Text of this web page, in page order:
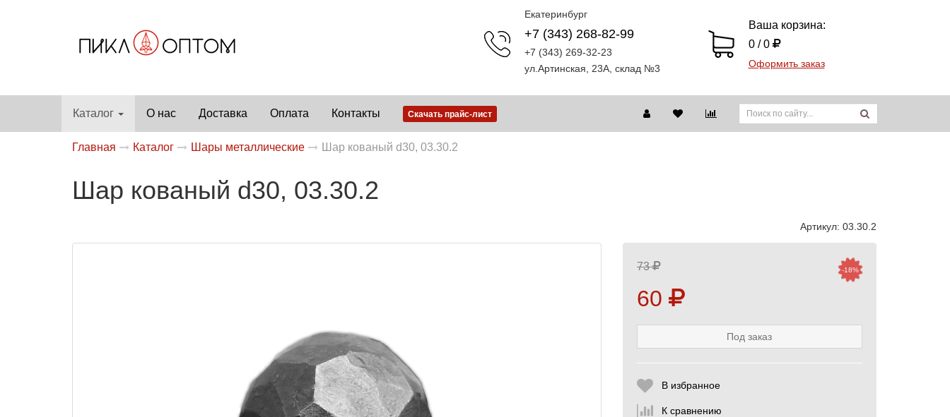
Екатеринбург
+7 (343) 268-82-99
+7 (343) 269-32-23
ул.Артинская, 23А, склад №3
Ваша корзина:
0 / 0
Оформить заказ
Каталог О нас Доставка Оплата Контакты Скачать прайс-лист
Главная Каталог Шары металлические Шар кованый d30, 03.30.2
Шар кованый d30, 03.30.2
Артикул: 03.30.2
73
60
-18%
Под заказ
В избранное
К сравнению